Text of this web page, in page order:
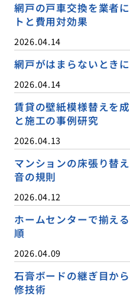
網戸の戸車交換を業者
トと費用対効果
2026.04.14
網戸がはまらないとき
2026.04.14
賃貸の壁紙模様替えを
と施工の事例研究
2026.04.13
マンションの床張り替
音の規則
2026.04.12
ホームセンターで揃え
順
2026.04.09
石膏ボードの継ぎ目か
修技術